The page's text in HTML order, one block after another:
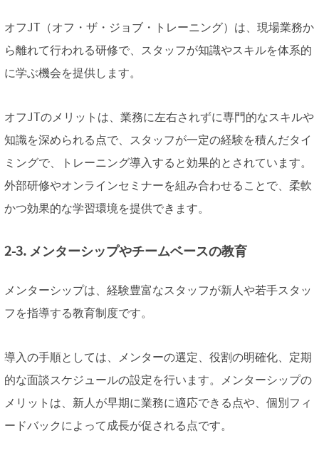
オフJT（オフ・ザ・ジョブ・トレーニング）は、現場業務か
ら離れて行われる研修で、スタッフが知識やスキルを体系的
に学ぶ機会を提供します。
オフJTのメリットは、業務に左右されずに専門的なスキルや
知識を深められる点で、スタッフが一定の経験を積んだタイ
ミングで、トレーニング導入すると効果的とされています。
外部研修やオンラインセミナーを組み合わせることで、柔軟
かつ効果的な学習環境を提供できます。
2-3. メンターシップやチームベースの教育
メンターシップは、経験豊富なスタッフが新人や若手スタッ
フを指導する教育制度です。
導入の手順としては、メンターの選定、役割の明確化、定期
的な面談スケジュールの設定を行います。メンターシップの
メリットは、新人が早期に業務に適応できる点や、個別フィ
ードバックによって成長が促される点です。